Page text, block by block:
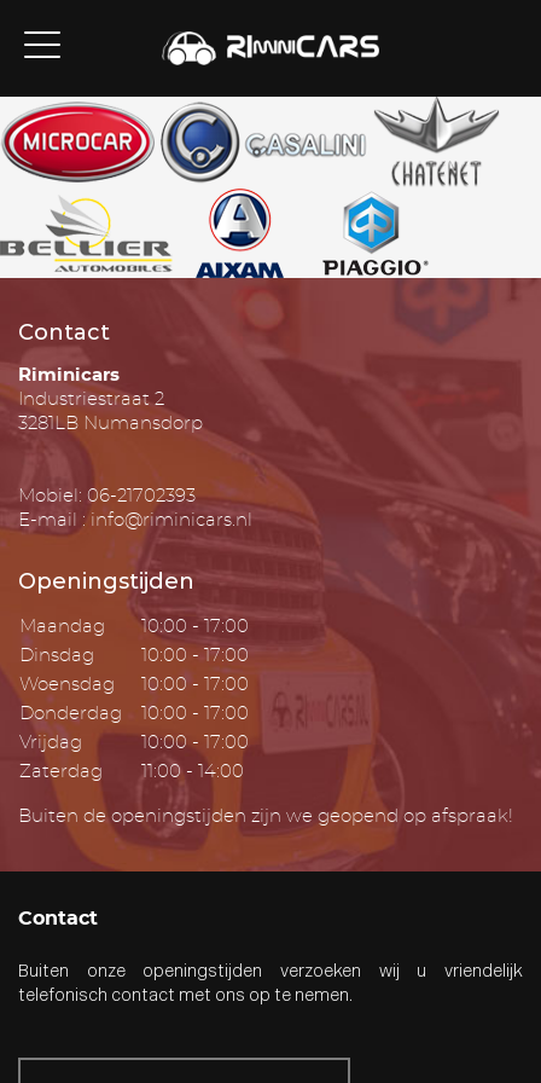
Contact
Riminicars
Industriestraat 2
3281LB Numansdorp
Mobiel: 06-21702393
E-mail : info@riminicars.nl
Openingstijden
Maandag
10:00 - 17:00
Dinsdag
10:00 - 17:00
Woensdag
10:00 - 17:00
Donderdag
10:00 - 17:00
Vrijdag
10:00 - 17:00
Zaterdag
11:00 - 14:00
Buiten de openingstijden zijn we geopend op afspraak!
Contact
Buiten onze openingstijden verzoeken wij u vriendelijk
telefonisch contact met ons op te nemen.